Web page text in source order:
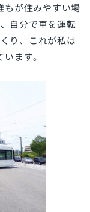
もが住みやすい場
自分で車を運転
り、これが私は
ます。